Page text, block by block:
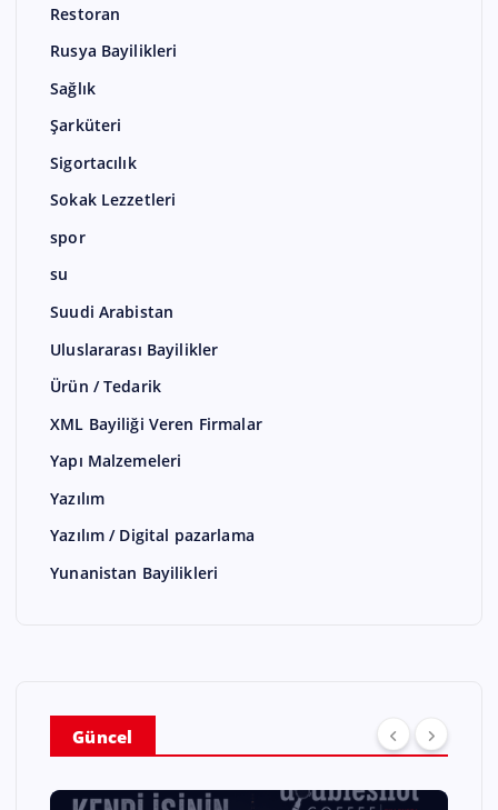
Restoran
Rusya Bayilikleri
Sağlık
Şarküteri
Sigortacılık
Sokak Lezzetleri
spor
su
Suudi Arabistan
Uluslararası Bayilikler
Ürün / Tedarik
XML Bayiliği Veren Firmalar
Yapı Malzemeleri
Yazılım
Yazılım / Digital pazarlama
Yunanistan Bayilikleri
Güncel